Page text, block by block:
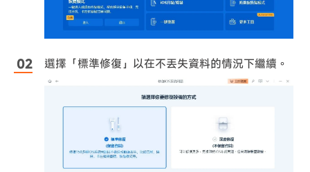
選擇「標準修復」以在不丟失資料的情況下繼續。